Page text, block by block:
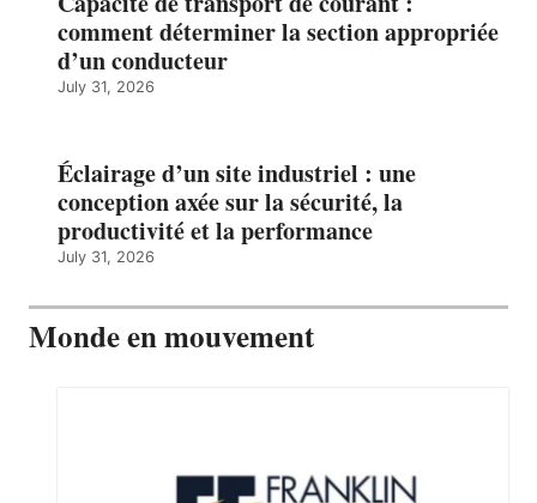
comment déterminer la section appropriée
d’un conducteur
July 31, 2026
Éclairage d’un site industriel : une
conception axée sur la sécurité, la
productivité et la performance
July 31, 2026
Monde en mouvement